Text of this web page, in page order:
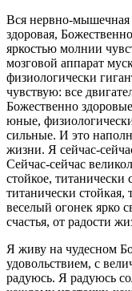
Вся нервно-мышечная
здоровая,
яркостью молнии
мозговой аппарат
физиологически
чувствую: все
Божественно
юные,
сильные. И это
жизни. Я сейчас-
Сейчас-сейчас
стойкое, титанически
титанически стойкая,
веселый огонек ярко
счастья, от радости
Я живу на чудесном
удовольствием, с
радуюсь. Я радуюсь